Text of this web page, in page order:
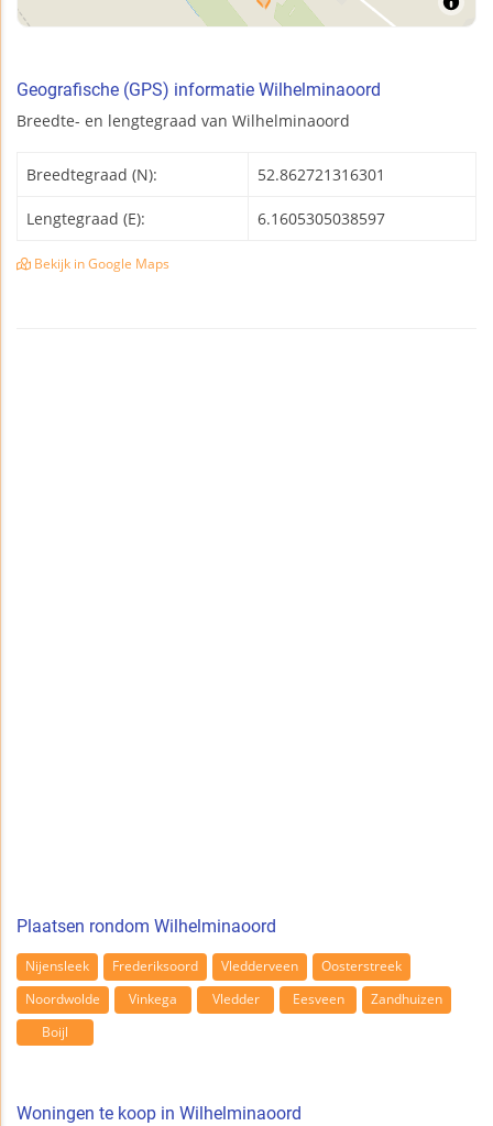
Geografische (GPS) informatie Wilhelminaoord
Breedte- en lengtegraad van Wilhelminaoord
Breedtegraad (N): 52.862721316301
Lengtegraad (E): 6.1605305038597
Bekijk in Google Maps
Plaatsen rondom Wilhelminaoord
Nijensleek Frederiksoord Vledderveen
Oosterstreek
Noordwolde
Vinkega Vledder Eesveen
Zandhuizen
Boijl
Woningen te koop in Wilhelminaoord